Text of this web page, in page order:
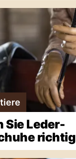
Sie Leder-
richtig